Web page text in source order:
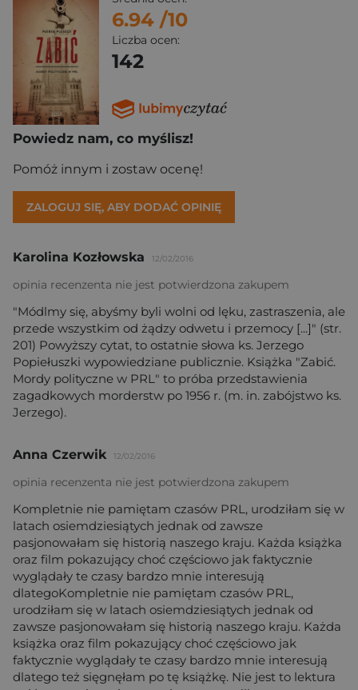
6.94 /10
Liczba ocen:
142
Powiedz nam, co myślisz!
Pomóż innym i zostaw ocenę!
ZALOGUJ SIĘ, ABY DODAĆ OPINIĘ
Karolina Kozłowska 12/02/2016
opinia recenzenta nie jest potwierdzona zakupem
"Módlmy się, abyśmy byli wolni od lęku, zastraszenia, ale
przede wszystkim od żądzy odwetu i przemocy [...]" (str.
201) Powyższy cytat, to ostatnie słowa ks. Jerzego
Popiełuszki wypowiedziane publicznie. Książka "Zabić.
Mordy polityczne w PRL" to próba przedstawienia
zagadkowych morderstw po 1956 r. (m. in. zabójstwo ks.
Jerzego).
Anna Czerwik 12/02/2016
opinia recenzenta nie jest potwierdzona zakupem
Kompletnie nie pamiętam czasów PRL, urodziłam się w
latach osiemdziesiątych jednak od zawsze
pasjonowałam się historią naszego kraju. Każda książka
oraz film pokazujący choć częściowo jak faktycznie
wyglądały te czasy bardzo mnie interesują
dlategoKompletnie nie pamiętam czasów PRL,
urodziłam się w latach osiemdziesiątych jednak od
zawsze pasjonowałam się historią naszego kraju. Każda
książka oraz film pokazujący choć częściowo jak
faktycznie wyglądały te czasy bardzo mnie interesują
dlatego też sięgnęłam po tę książkę. Nie jest to lektura